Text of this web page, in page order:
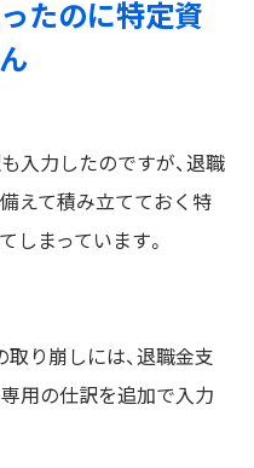
たのに特定資
入力したのですが、退職
えて積み立てておく特
しまっています。
取り崩しには、退職金支
用の仕訳を追加で入力